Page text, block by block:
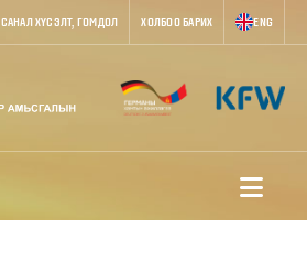
САНАЛ ХҮСЭЛТ, ГОМДОЛ ХОЛБОО БАРИХ ENG